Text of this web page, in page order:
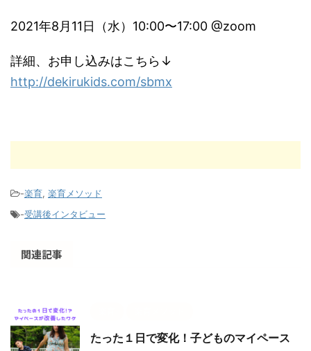
2021年8月11日（水）10:00〜17:00 @zoom
詳細、お申し込みはこちら↓
http://dekirukids.com/sbmx
-楽育, 楽育メソッド
-受講後インタビュー
関連記事
たった１日で変化！子どものマイペース